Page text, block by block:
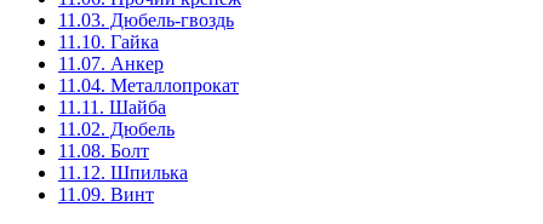
11.03. Дюбель-гвоздь
11.10. Гайка
11.07. Анкер
11.04. Металлопрокат
11.11. Шайба
11.02. Дюбель
11.08. Болт
11.12. Шпилька
11.09. Винт